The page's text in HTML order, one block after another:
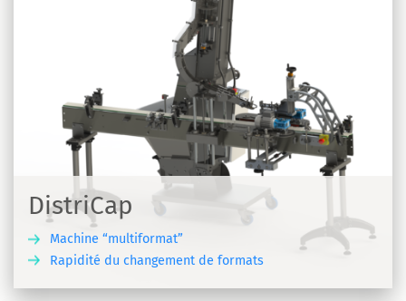
DistriCap
Machine “multiformat”
Rapidité du changement de formats